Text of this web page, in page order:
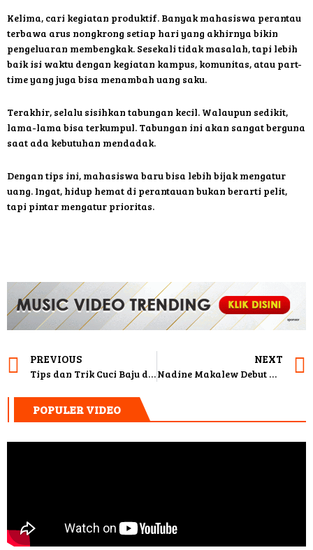
Kelima, cari kegiatan produktif. Banyak mahasiswa perantau
terbawa arus nongkrong setiap hari yang akhirnya bikin
pengeluaran membengkak. Sesekali tidak masalah, tapi lebih
baik isi waktu dengan kegiatan kampus, komunitas, atau part-
time yang juga bisa menambah uang saku.
Terakhir, selalu sisihkan tabungan kecil. Walaupun sedikit,
lama-lama bisa terkumpul. Tabungan ini akan sangat berguna
saat ada kebutuhan mendadak.
Dengan tips ini, mahasiswa baru bisa lebih bijak mengatur
uang. Ingat, hidup hemat di perantauan bukan berarti pelit,
tapi pintar mengatur prioritas.
PREVIOUS
Tips dan Trik Cuci Baju di Laundry Koin Biar Lebih Praktis
NEXT
Nadine Makalew Debut Album “Time Traveller”
POPULER VIDEO